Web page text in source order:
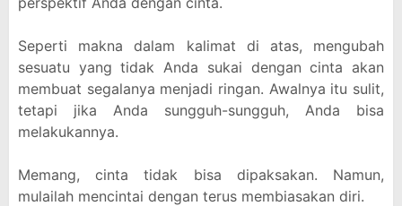
Seperti makna dalam kalimat di atas, mengubah
sesuatu yang tidak Anda sukai dengan cinta akan
membuat segalanya menjadi ringan. Awalnya itu sulit,
tetapi jika Anda sungguh-sungguh, Anda bisa
melakukannya.
Memang, cinta tidak bisa dipaksakan. Namun,
mulailah mencintai dengan terus membiasakan diri.